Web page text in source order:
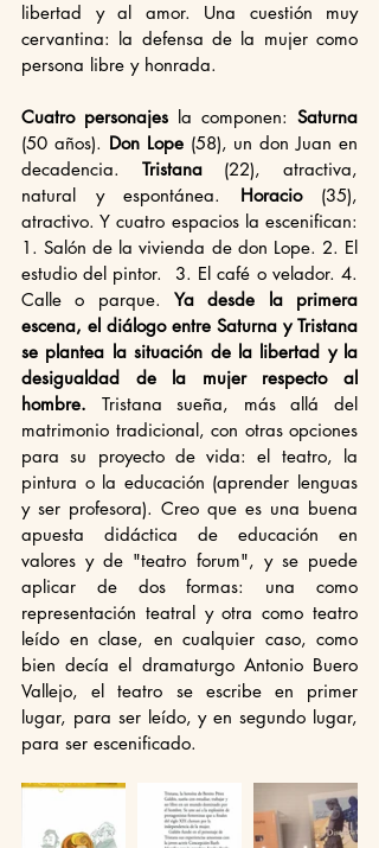
libertad y al amor. Una cuestión muy
cervantina: la defensa de la mujer como
persona libre y honrada.
Cuatro personajes la componen: Saturna
(50 años). Don Lope (58), un don Juan en
decadencia. Tristana (22), atractiva,
natural y espontánea. Horacio (35),
atractivo. Y cuatro espacios la escenifican:
1. Salón de la vivienda de don Lope. 2. El
estudio del pintor.  3. El café o velador. 4.
Calle o parque. Ya desde la primera
escena, el diálogo entre Saturna y Tristana
se plantea la situación de la libertad y la
desigualdad de la mujer respecto al
hombre. Tristana sueña, más allá del
matrimonio tradicional, con otras opciones
para su proyecto de vida: el teatro, la
pintura o la educación (aprender lenguas
y ser profesora). Creo que es una buena
apuesta didáctica de educación en
valores y de "teatro forum", y se puede
aplicar de dos formas: una como
representación teatral y otra como teatro
leído en clase, en cualquier caso, como
bien decía el dramaturgo Antonio Buero
Vallejo, el teatro se escribe en primer
lugar, para ser leído, y en segundo lugar,
para ser escenificado.